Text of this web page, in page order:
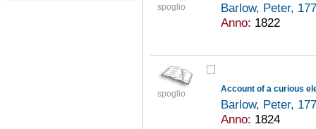
spoglio
Barlow, Peter,
Anno: 1822
spoglio Account of a curious
Barlow, Peter,
Anno: 1824